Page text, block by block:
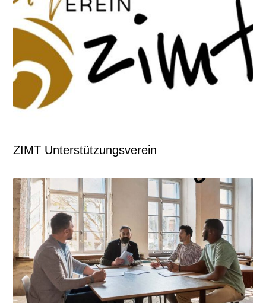
ZIMT Unterstützungsverein